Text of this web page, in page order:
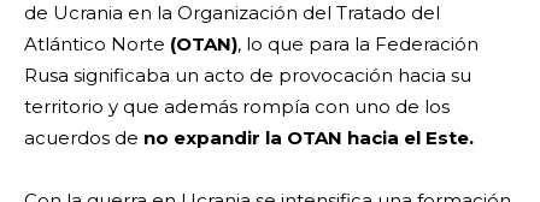
de Ucrania en la Organización del Tratado del
Atlántico Norte (OTAN), lo que para la Federación
Rusa significaba un acto de provocación hacia su
territorio y que además rompía con uno de los
acuerdos de no expandir la OTAN hacia el Este.